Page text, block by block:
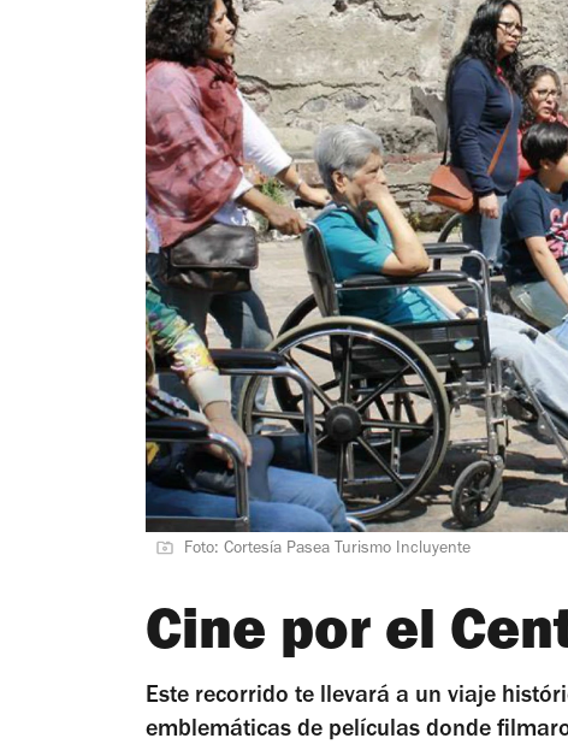
Foto: Cortesía Pasea Turismo Incluyente
Cine por el
Este recorrido te llevará a un viaje
emblemáticas de películas donde